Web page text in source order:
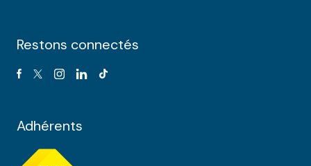
Restons connectés
Adhérents